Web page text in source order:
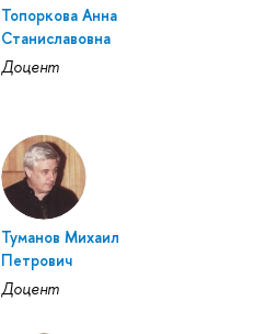
Топоркова Анна
Станиславовна
Доцент
Туманов Михаил
Петрович
Доцент